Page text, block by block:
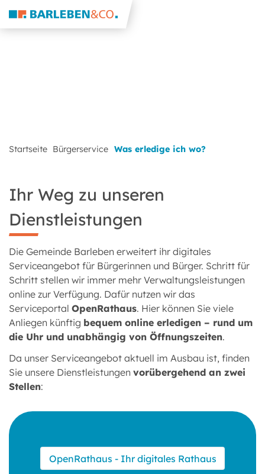
Startseite Bürgerservice Was erledige ich wo?
Ihr Weg zu unseren
Dienstleistungen
Die Gemeinde Barleben erweitert ihr digitales
Serviceangebot für Bürgerinnen und Bürger. Schritt für
Schritt stellen wir immer mehr Verwaltungsleistungen
online zur Verfügung. Dafür nutzen wir das
Serviceportal OpenRathaus. Hier können Sie viele
Anliegen künftig bequem online erledigen – rund um
die Uhr und unabhängig von Öffnungszeiten.
Da unser Serviceangebot aktuell im Ausbau ist, finden
Sie unsere Dienstleistungen vorübergehend an zwei
Stellen:
OpenRathaus - Ihr digitales Rathaus